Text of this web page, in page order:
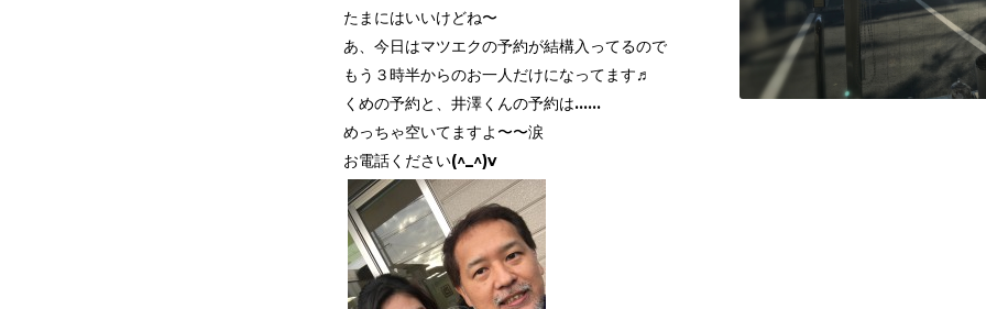
たまにはいいけどね〜
あ、今日はマツエクの予約が結構入ってるので
もう３時半からのお一人だけになってます♬
くめの予約と、井澤くんの予約は……
めっちゃ空いてますよ〜〜涙
お電話ください(^_^)v